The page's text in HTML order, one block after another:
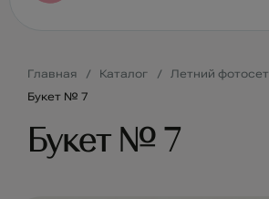
Главная Каталог
Летний фотосет
Букет № 7
Букет № 7